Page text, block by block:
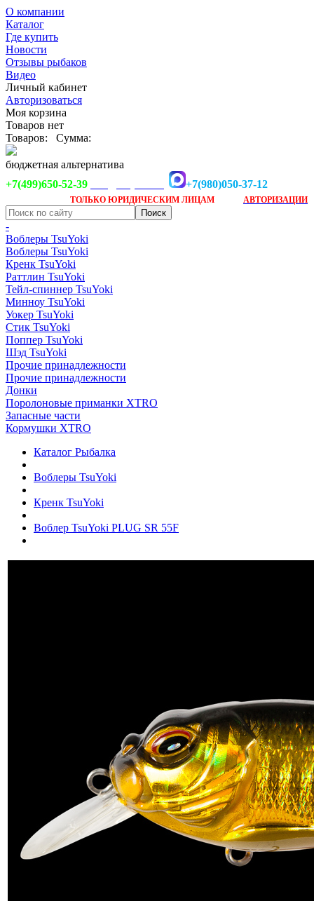
О компании
Каталог
Где купить
Новости
Отзывы рыбаков
Видео
Личный кабинет
Авторизоваться
Моя корзина
Товаров нет
Товаров:
Сумма:
бюджетная альтернатива
+7(499)650-52-39
+7(980)050-37-12
ТОЛЬКО ЮРИДИЧЕСКИМ ЛИЦАМ АВТОРИЗАЦИИ
-
Воблеры TsuYoki
Воблеры TsuYoki
Кренк TsuYoki
Раттлин TsuYoki
Тейл-спиннер TsuYoki
Минноу TsuYoki
Уокер TsuYoki
Стик TsuYoki
Поппер TsuYoki
Шэд TsuYoki
Прочие принадлежности
Прочие принадлежности
Донки
Поролоновые приманки XTRO
Запасные части
Кормушки XTRO
Каталог Рыбалка
Воблеры TsuYoki
Кренк TsuYoki
Воблер TsuYoki PLUG SR 55F